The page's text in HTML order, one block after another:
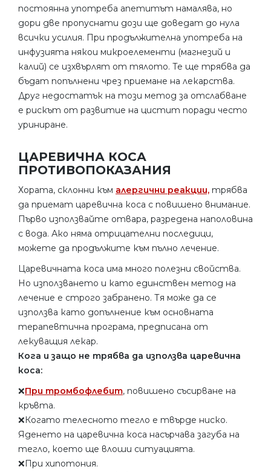
постоянна употреба апетитът намалява, но
дори две пропуснати дози ще доведат до нула
всички усилия. При продължителна употреба на
инфузията някои микроелементи (магнезий и
калий) се изхвърлят от тялото. Те ще трябва да
бъдат попълнени чрез приемане на лекарства.
Друг недостатък на този метод за отслабване
е рискът от развитие на цистит поради често
уриниране.
ЦАРЕВИЧНА КОСА
ПРОТИВОПОКАЗАНИЯ
Хората, склонни към алергични реакции, трябва
да приемат царевична коса с повишено внимание.
Първо използвайте отвара, разредена наполовина
с вода. Ако няма отрицателни последици,
можете да продължите към пълно лечение.
Царевичната коса има много полезни свойства.
Но използването и като единствен метод на
лечение е строго забранено. Тя може да се
използва като допълнение към основната
терапевтична програма, предписана от
лекуващия лекар.
Кога и защо не трябва да използва царевична
коса:
❌При тромбофлебит, повишено съсирване на
кръвта.
❌Когато телесното тегло е твърде ниско.
Яденето на царевична коса насърчава загуба на
тегло, което ще влоши ситуацията.
❌При хипотония.